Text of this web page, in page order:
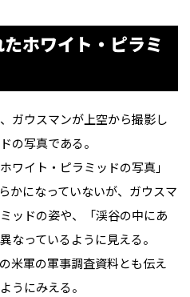
ホワイト・ピラミ
ガウスマンが上空から撮影し
の写真である。
ワイト・ピラミッドの写真」
かになっていないが、ガウスマ
ッドの姿や、「渓谷の中にあ
なっているように見える。
米軍の軍事調査資料とも伝え
うにみえる。